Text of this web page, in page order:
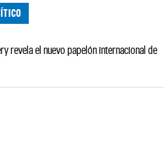
revela el nuevo papelón internacional de